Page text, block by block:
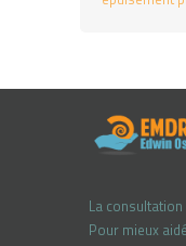
La
Pour mieux